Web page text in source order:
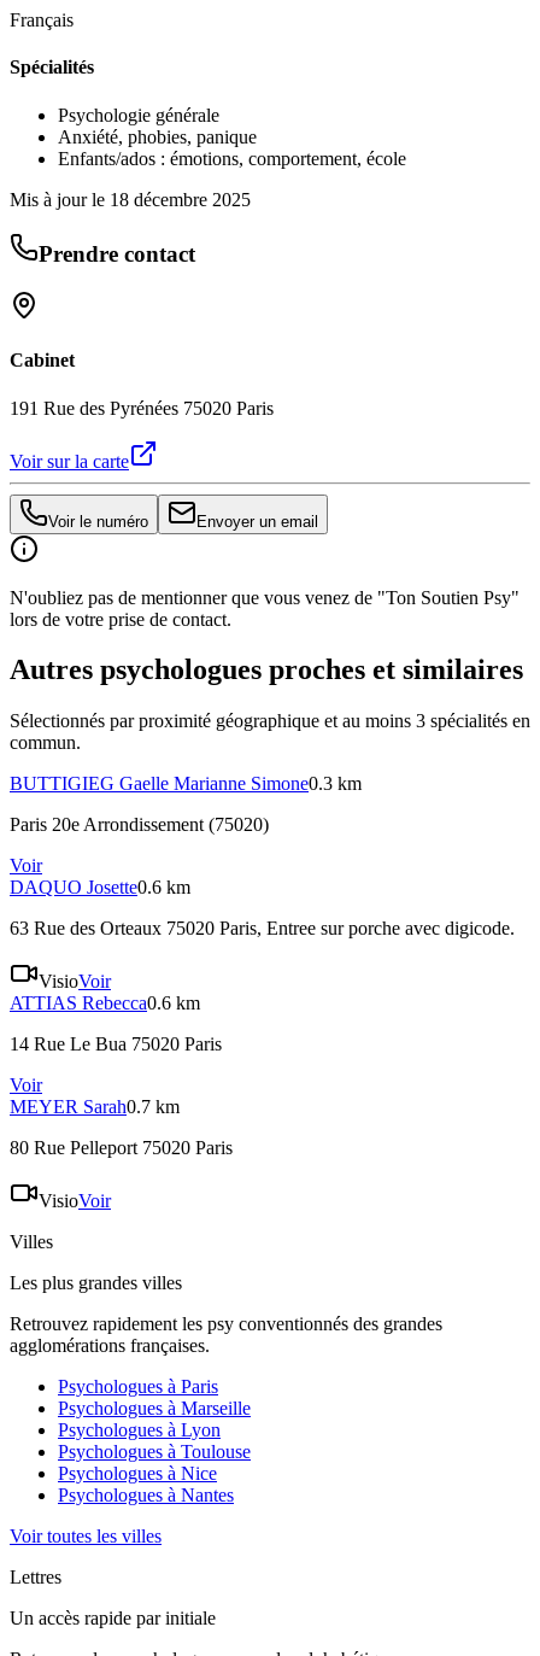
Français
Spécialités
Psychologie générale
Anxiété, phobies, panique
Enfants/ados : émotions, comportement, école
Mis à jour le 18 décembre 2025
Prendre contact
Cabinet
191 Rue des Pyrénées 75020 Paris
Voir sur la carte
Voir le numéro Envoyer un email
N'oubliez pas de mentionner que vous venez de "Ton Soutien Psy"
lors de votre prise de contact.
Autres psychologues proches et similaires
Sélectionnés par proximité géographique et au moins 3 spécialités en
commun.
BUTTIGIEG Gaelle Marianne Simone0.3 km
Paris 20e Arrondissement (75020)
Voir
DAQUO Josette0.6 km
63 Rue des Orteaux 75020 Paris, Entree sur porche avec digicode.
VisioVoir
ATTIAS Rebecca0.6 km
14 Rue Le Bua 75020 Paris
Voir
MEYER Sarah0.7 km
80 Rue Pelleport 75020 Paris
VisioVoir
Villes
Les plus grandes villes
Retrouvez rapidement les psy conventionnés des grandes
agglomérations françaises.
Psychologues à Paris
Psychologues à Marseille
Psychologues à Lyon
Psychologues à Toulouse
Psychologues à Nice
Psychologues à Nantes
Voir toutes les villes
Lettres
Un accès rapide par initiale